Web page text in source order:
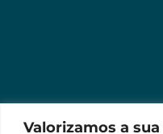
personalizado e
“Aceitar tudo”, você